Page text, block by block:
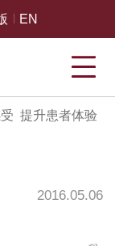
EN
提升患者体验
2016.05.06